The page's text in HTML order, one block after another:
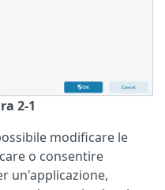
2-1
modificare le
o consentire
un'applicazione,